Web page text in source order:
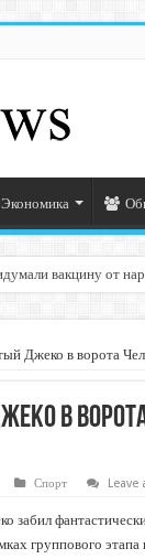
Экономика
вакцину от
Джеко в ворота
в
Спорт
забил
группового